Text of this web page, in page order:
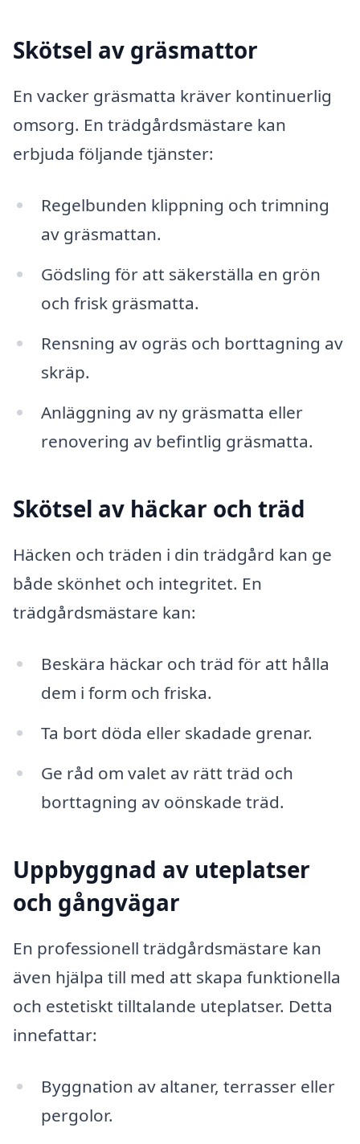
Skötsel av gräsmattor
En vacker gräsmatta kräver kontinuerlig
omsorg. En trädgårdsmästare kan
erbjuda följande tjänster:
Regelbunden klippning och trimning
av gräsmattan.
Gödsling för att säkerställa en grön
och frisk gräsmatta.
Rensning av ogräs och borttagning av
skräp.
Anläggning av ny gräsmatta eller
renovering av befintlig gräsmatta.
Skötsel av häckar och träd
Häcken och träden i din trädgård kan ge
både skönhet och integritet. En
trädgårdsmästare kan:
Beskära häckar och träd för att hålla
dem i form och friska.
Ta bort döda eller skadade grenar.
Ge råd om valet av rätt träd och
borttagning av oönskade träd.
Uppbyggnad av uteplatser
och gångvägar
En professionell trädgårdsmästare kan
även hjälpa till med att skapa funktionella
och estetiskt tilltalande uteplatser. Detta
innefattar:
Byggnation av altaner, terrasser eller
pergolor.